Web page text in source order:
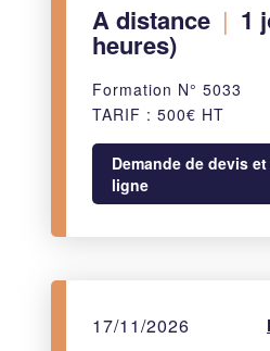
A distance | 1
heures)
Formation N° 5033
TARIF : 500€ HT
Demande de devis
ligne
17/11/2026